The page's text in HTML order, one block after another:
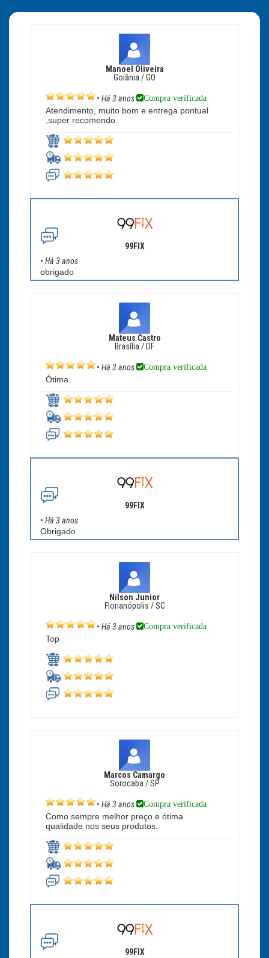
Manoel Oliveira
Goiânia / GO
• Há 3 anos Compra verificada
Atendimento, muito bom e entrega pontual
,super recomendo.
99FIX
• Há 3 anos
obrigado
Mateus Castro
Brasília / DF
• Há 3 anos Compra verificada
Ótima.
99FIX
• Há 3 anos
Obrigado
Nilson Junior
Florianópolis / SC
• Há 3 anos Compra verificada
Top
Marcos Camargo
Sorocaba / SP
• Há 3 anos Compra verificada
Como sempre melhor preço e ótima
qualidade nos seus produtos.
99FIX